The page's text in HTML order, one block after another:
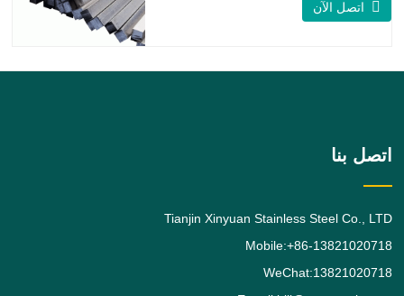
اتصل الآن
اتصل بنا
Tianjin Xinyuan Stainless Steel Co., LTD
Mobile:+86-13821020718
WeChat:13821020718